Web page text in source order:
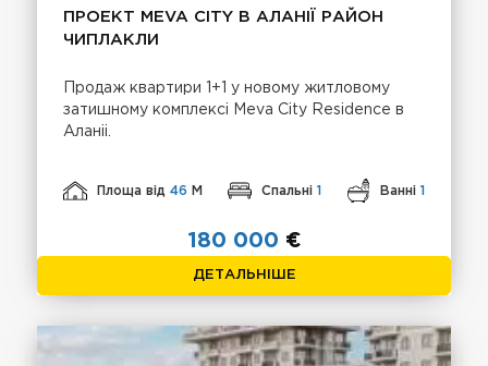
ПРОЕКТ MEVA CITY В АЛАНІЇ РАЙОН
ЧИПЛАКЛИ
Продаж квартири 1+1 у новому житловому
затишному комплексі Meva City Residence в
Аланіі.
Площа від46 М Спальні 1 Ванні 1
180 000 €
ДЕТАЛЬНІШЕ